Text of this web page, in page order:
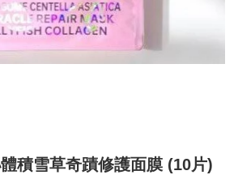
積雪草奇蹟修護面膜 (10片)